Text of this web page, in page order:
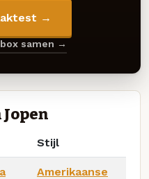
→
samen →
Stijl
Amerikaanse